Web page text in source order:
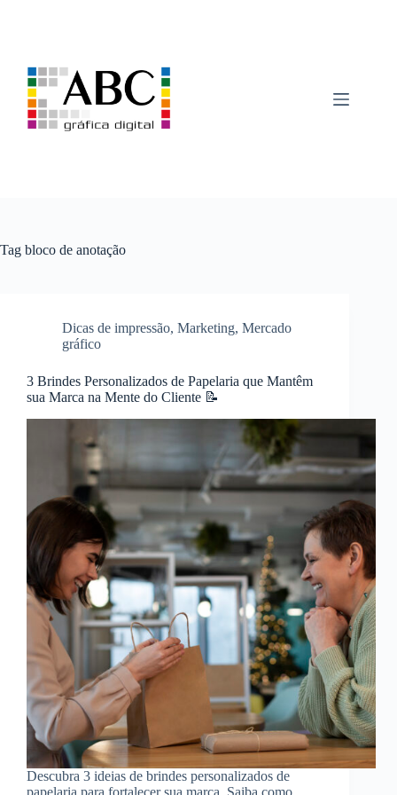
Tag bloco de anotação
Dicas de impressão, Marketing, Mercado
gráfico
3 Brindes Personalizados de Papelaria que Mantêm
sua Marca na Mente do Cliente 📝
Descubra 3 ideias de brindes personalizados de
papelaria para fortalecer sua marca. Saiba como